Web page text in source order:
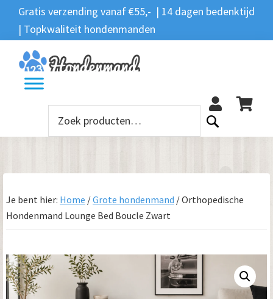
Spring
naar
de
hoofdnavigatie
Door
naar
de
hoofd
inhoud
Spring
naar
de
voettekst
Gratis verzending vanaf €55,- | 14 dagen bedenktijd
| Topkwaliteit hondenmanden
Zoeken
Zoeken
naar:
Je bent hier: Home /Grote hondenmand /Orthopedische
Hondenmand Lounge Bed Boucle Zwart